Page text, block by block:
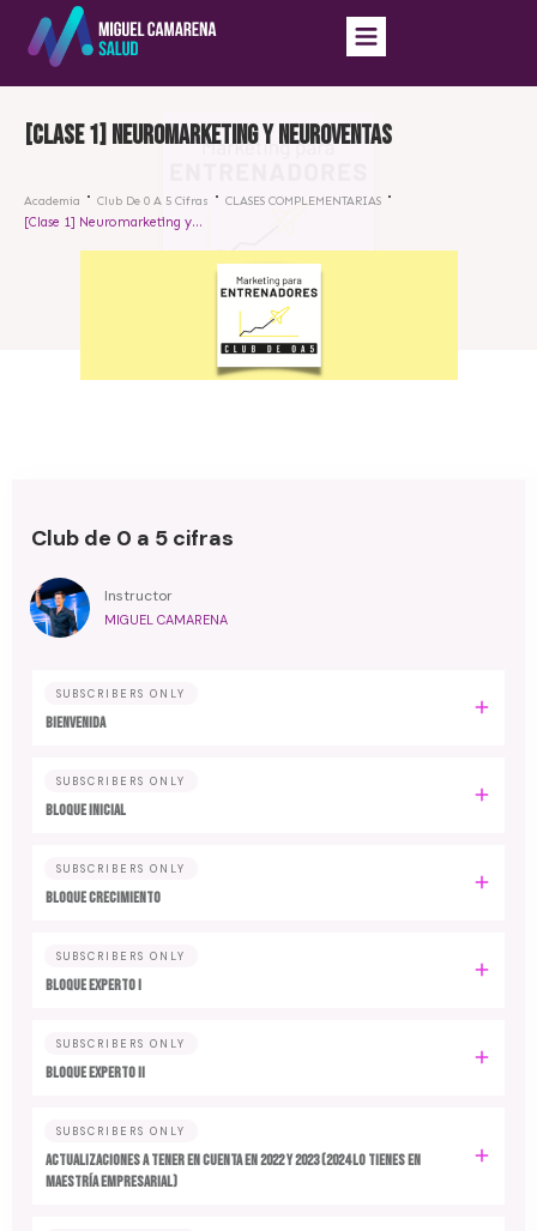
[Clase 1] Neuromarketing y Neuroventas
Academia Club De 0 A 5 Cifras CLASES COMPLEMENTARIAS
[Clase 1] Neuromarketing y Neuroventas
Club de 0 a 5 cifras
Instructor
MIGUEL CAMARENA
SUBSCRIBERS ONLY
BIENVENIDA
SUBSCRIBERS ONLY
BLOQUE INICIAL
SUBSCRIBERS ONLY
BLOQUE CRECIMIENTO
SUBSCRIBERS ONLY
BLOQUE EXPERTO I
SUBSCRIBERS ONLY
BLOQUE EXPERTO II
SUBSCRIBERS ONLY
ACTUALIZACIONES A TENER EN CUENTA EN 2022 y 2023 (2024 LO TIENES EN
MAESTRÍA EMPRESARIAL)